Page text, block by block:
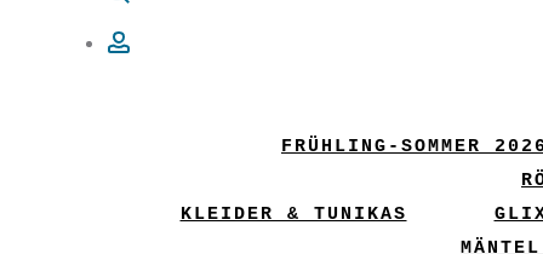
FRÜHLING-SOMMER
KLEIDER & TUNIKAS